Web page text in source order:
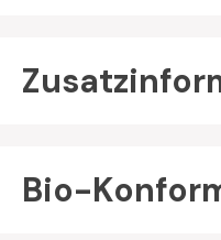
Bio-